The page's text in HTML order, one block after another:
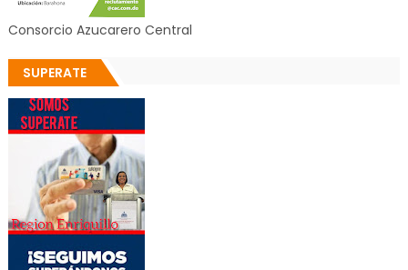
Consorcio Azucarero Central
SUPERATE